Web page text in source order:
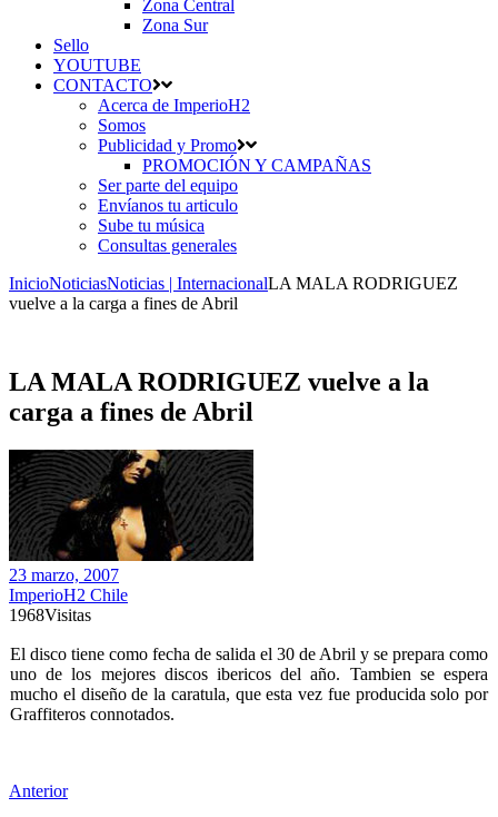
Zona Central
Zona Sur
Sello
YOUTUBE
CONTACTO
Acerca de ImperioH2
Somos
Publicidad y Promo
PROMOCIÓN Y CAMPAÑAS
Ser parte del equipo
Envíanos tu articulo
Sube tu música
Consultas generales
InicioNoticiasNoticias | InternacionalLA MALA RODRIGUEZ
vuelve a la carga a fines de Abril
LA MALA RODRIGUEZ vuelve a la
carga a fines de Abril
23 marzo, 2007
ImperioH2 Chile
1968Visitas
El disco tiene como fecha de salida el 30 de Abril y se prepara como
uno de los mejores discos ibericos del año. Tambien se espera
mucho el diseño de la caratula, que esta vez fue producida solo por
Graffiteros connotados.
Anterior